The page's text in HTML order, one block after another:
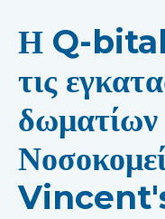
Η Q-bital
τις
δωματίων